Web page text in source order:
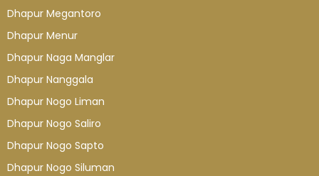
Dhapur Megantoro
Dhapur Menur
Dhapur Naga Manglar
Dhapur Nanggala
Dhapur Nogo Liman
Dhapur Nogo Saliro
Dhapur Nogo Sapto
Dhapur Nogo Siluman